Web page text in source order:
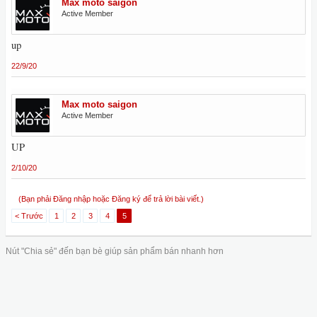
Max moto saigon
Active Member
up
22/9/20
Max moto saigon
Active Member
UP
2/10/20
(Bạn phải Đăng nhập hoặc Đăng ký để trả lời bài viết.)
< Trước
1 2 3 4 5
Nút "Chia sẻ" đến bạn bè giúp sản phẩm bán nhanh hơn